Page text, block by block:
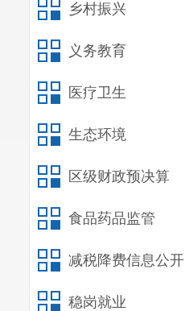
乡村振兴
义务教育
医疗卫生
生态环境
区级财政预决算
食品药品监管
减税降费信息公开
稳岗就业